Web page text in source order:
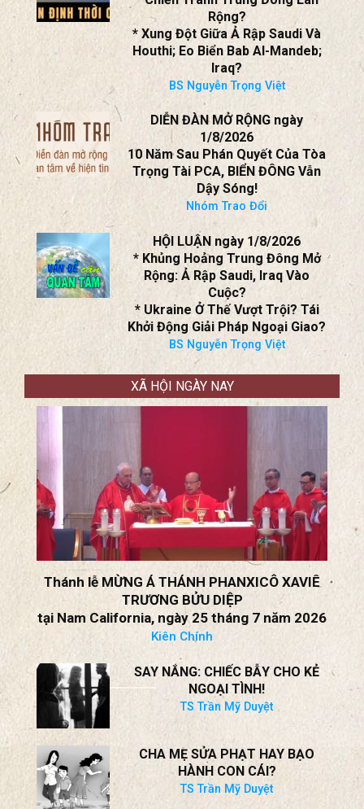
ARVIND SUBRAMANIAN,
SHOUMITRO CHATTERJEE
SBTN NHẬN ĐỊNH THỜI CUỘC
ngày 1/8/2026
* Chiến Tranh Trung Đông Lan
Rộng?
* Xung Đột Giữa Ả Rập Saudi Và
Houthi; Eo Biển Bab Al-Mandeb;
Iraq?
BS Nguyễn Trọng Việt
1/8/2026
10 Năm Sau Phán Quyết Của Tòa
Trọng Tài PCA, BIỂN ĐÔNG Vẫn
Dậy Sóng!
Nhóm Trao Đổi
HỘI LUẬN ngày 1/8/2026
* Khủng Hoảng Trung Đông Mở
Rộng: Ả Rập Saudi, Iraq Vào
Cuộc?
* Ukraine Ở Thế Vượt Trội? Tái
XÃ HỘI NGÀY NAY
Thánh lễ MỪNG Á THÁNH PHANXICÔ XAVIÊ
TRƯƠNG BỬU DIỆP
tại Nam California, ngày 25 tháng 7 năm 2026
Kiên Chính
SAY NẮNG: CHIẾC BẪY CHO KẺ
NGOẠI TÌNH!